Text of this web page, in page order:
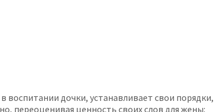
дочки, устанавливает свои порядки,
переоценивая ценность своих слов для жены: